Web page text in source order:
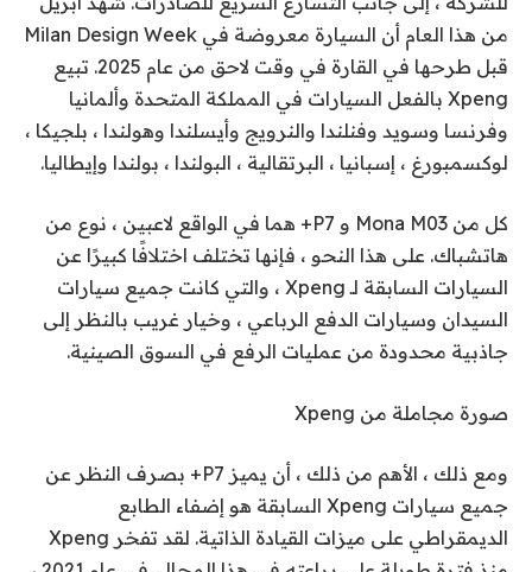
من هذا العام أن السيارة معروضة في Milan Design Week
قبل طرحها في القارة في وقت لاحق من عام 2025. تبيع
Xpeng بالفعل السيارات في المملكة المتحدة وألمانيا
وفرنسا وسويد وفنلندا والنرويج وأيسلندا وهولندا ، بلجيكا ،
لوكسمبورغ ، إسبانيا ، البرتقالية ، البولندا ، بولندا وإيطاليا.
كل من Mona M03 و P7+ هما في الواقع لاعبين ، نوع من
هاتشباك. على هذا النحو ، فإنها تختلف اختلافًا كبيرًا عن
السيارات السابقة لـ Xpeng ، والتي كانت جميع سيارات
السيدان وسيارات الدفع الرباعي ، وخيار غريب بالنظر إلى
جاذبية محدودة من عمليات الرفع في السوق الصينية.
صورة مجاملة من Xpeng
ومع ذلك ، الأهم من ذلك ، أن يميز P7+ بصرف النظر عن
جميع سيارات Xpeng السابقة هو إضفاء الطابع
الديمقراطي على ميزات القيادة الذاتية. لقد تفخر Xpeng